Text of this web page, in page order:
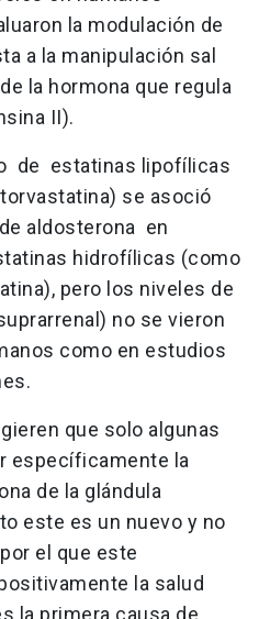
la modulación de
a la manipulación sal
la hormona que regula
II).
de estatinas lipofílicas
se asoció
aldosterona en
hidrofílicas (como
pero los niveles de
no se vieron
como en estudios
que solo algunas
específicamente la
de la glándula
este es un nuevo y no
el que este
la salud
la primera causa de